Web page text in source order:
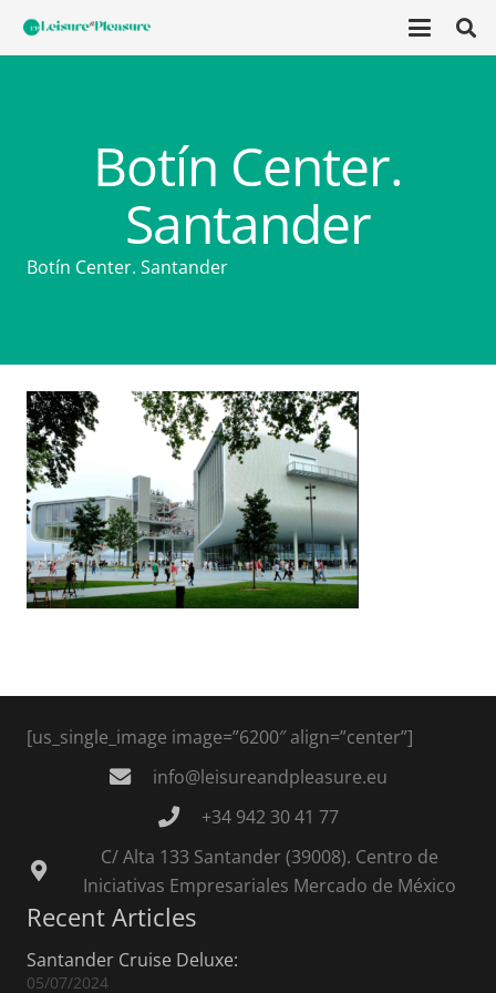
Botín Center.
Santander
Botín Center. Santander
[us_single_image image=”6200″ align=”center”]
info@leisureandpleasure.eu
+34 942 30 41 77
C/ Alta 133 Santander (39008). Centro de
Iniciativas Empresariales Mercado de México
Recent Articles
Santander Cruise Deluxe:
05/07/2024